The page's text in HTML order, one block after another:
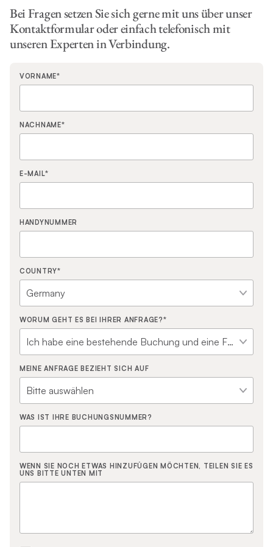
Bei Fragen setzen Sie sich gerne mit uns über unser
Kontaktformular oder einfach telefonisch mit
unseren Experten in Verbindung.
VORNAME*
NACHNAME*
E-MAIL*
HANDYNUMMER
COUNTRY*
WORUM GEHT ES BEI IHRER ANFRAGE?*
MEINE ANFRAGE BEZIEHT SICH AUF
WAS IST IHRE BUCHUNGSNUMMER?
WENN SIE NOCH ETWAS HINZUFÜGEN MÖCHTEN, TEILEN SIE ES
UNS BITTE UNTEN MIT